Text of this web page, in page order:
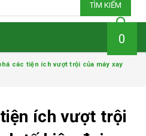
TÌM KIẾM
0
các tiện ích vượt trội của máy xay
ích vượt trội